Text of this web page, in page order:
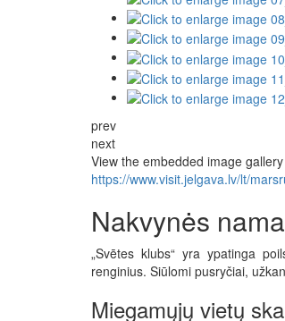
prev
next
View the embedded image
https://www.visit.jelgava.lv/lt/
Nakvynės
„Svētes klubs“ yra ypatinga
renginius. Siūlomi pusryčiai,
Miegamųjų vietų